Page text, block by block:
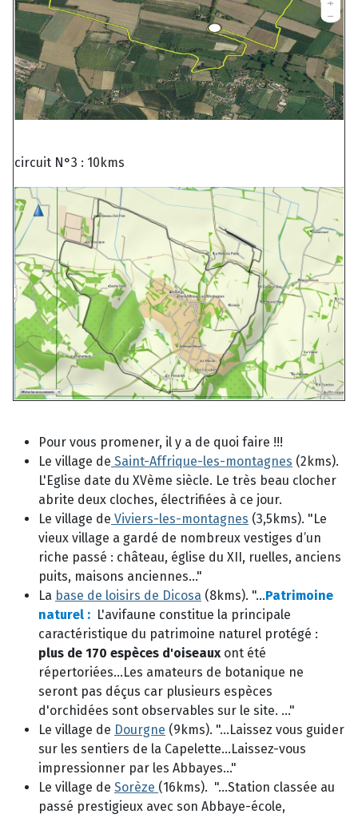
circuit N°3 : 10kms
Pour vous promener, il y a de quoi faire !!!
Le village de Saint-Affrique-les-montagnes (2kms).
L'Eglise date du XVème siècle. Le très beau clocher
abrite deux cloches, électrifiées à ce jour.
Le village de Viviers-les-montagnes (3,5kms). "Le
vieux village a gardé de nombreux vestiges d’un
riche passé : château, église du XII, ruelles, anciens
puits, maisons anciennes..."
La base de loisirs de Dicosa (8kms). "...Patrimoine
naturel : L'avifaune constitue la principale
caractéristique du patrimoine naturel protégé :
plus de 170 espèces d'oiseauxont été
répertoriées...Les amateurs de botanique ne
seront pas déçus car plusieurs espèces
d'orchidées sont observables sur le site. ..."
Le village de Dourgne (9kms). "...Laissez vous guider
sur les sentiers de la Capelette...Laissez-vous
impressionner par les Abbayes..."
Le village de Sorèze (16kms). "...Station classée au
passé prestigieux avec son Abbaye-école,